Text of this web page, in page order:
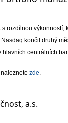
rozdílnou
končil druhý
hlavních centrálních
zde.
a.s.